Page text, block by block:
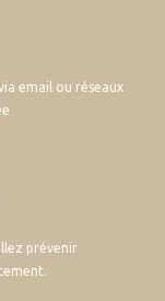
email ou réseaux
prévenir